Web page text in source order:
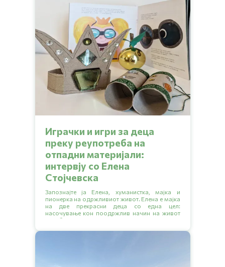
Играчки и игри за деца
преку реупотреба на
отпадни материјали:
интервју со Елена
Стојчевска
Запознајте ја Елена, хуманистка, мајка и
пионерка на одржливиот живот. Елена е мајка
на две прекрасни деца со една цел:
насочување кон поодржлив начин на живот
за себе и своето семејство.